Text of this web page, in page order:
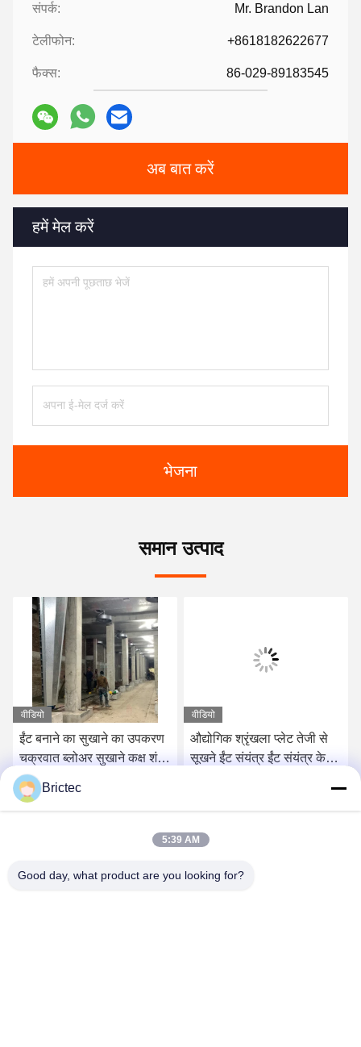
संपर्क: Mr. Brandon Lan
टेलीफोन: +8618182622677
फैक्स: 86-029-89183545
अब बात करें
हमें मेल करें
भेजना
समान उत्पाद
वीडियो
ईंट बनाने का सुखाने का उपकरण
चक्रवात ब्लोअर सुखाने कक्ष शंकु
ब्लोअर पूरी तरह से स्वचालित
सबसे अच्छी कीमत पाएं
वीडियो
औद्योगिक श्रृंखला प्लेट तेजी से
सूखने ईंट संयंत्र ईंट संयंत्र के
सबसे अच्छी कीमत पाएं
Brictec
5:39 AM
Good day, what product are you looking for?